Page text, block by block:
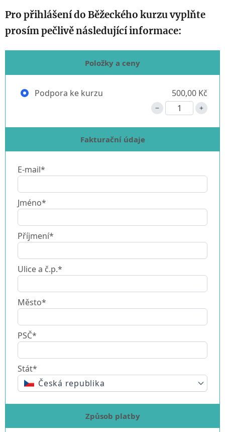
Pro přihlášení do Běžeckého kurzu vyplňte
prosím pečlivě následující informace:
Položky a ceny
Podpora ke kurzu 500,00 Kč
Fakturační údaje
E-mail*
Jméno*
Příjmení*
Ulice a č.p.*
Město*
PSČ*
Stát*
Česká republika
Způsob platby